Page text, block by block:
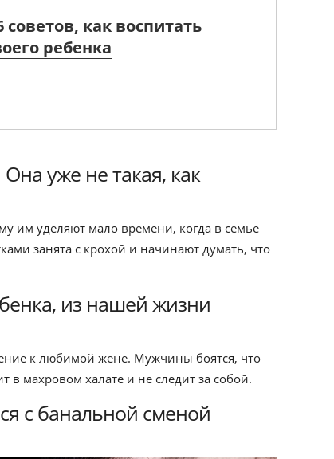
как воспитать
ребенка
уже не такая, как
им уделяют мало времени, когда в семье
занята с крохой и начинают думать, что
из нашей жизни
к любимой жене. Мужчины боятся, что
в махровом халате и не следит за собой.
с банальной сменой